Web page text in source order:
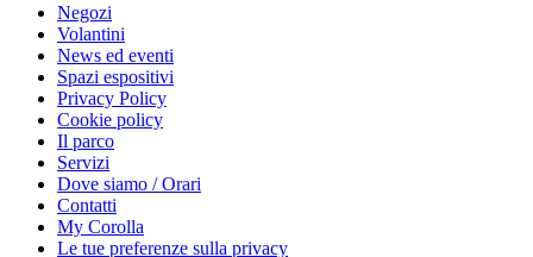
Negozi
Volantini
News ed eventi
Spazi espositivi
Privacy Policy
Cookie policy
Il parco
Servizi
Dove siamo / Orari
Contatti
My Corolla
Le tue preferenze sulla privacy